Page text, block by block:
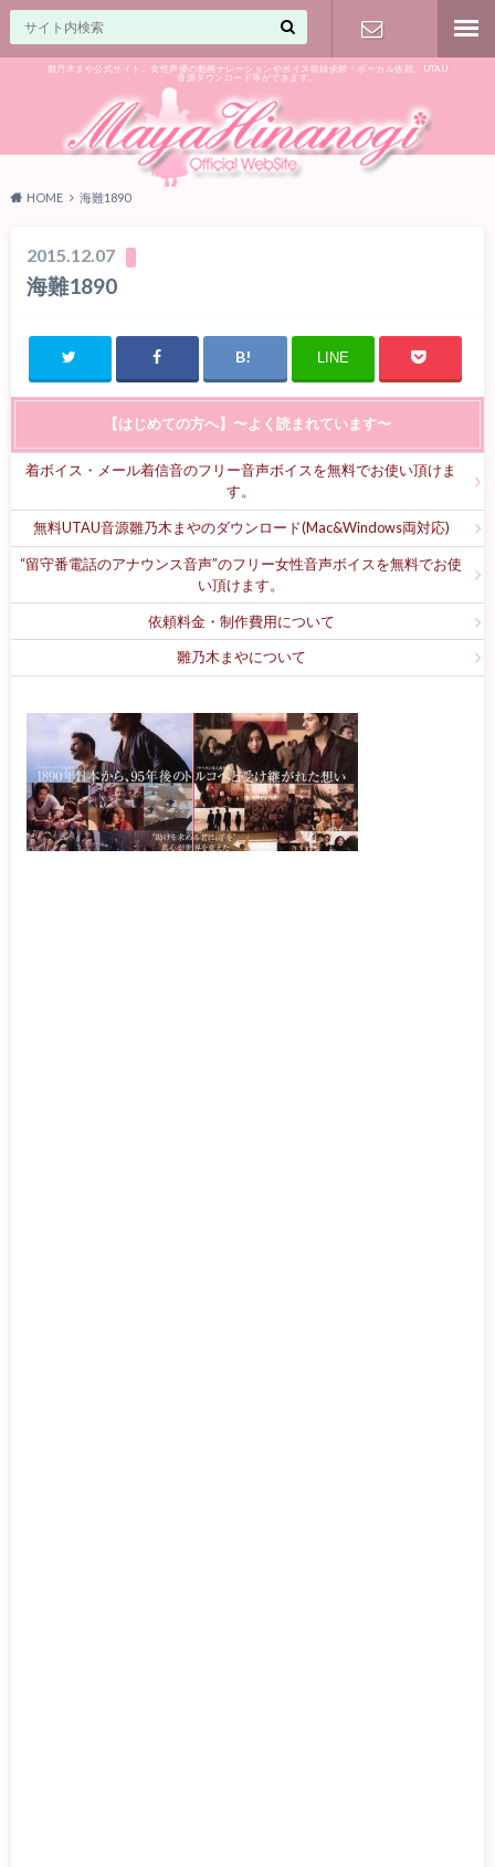
雛乃木まや公式サイト。女性声優の動画ナレーションやボイス収録依頼・ボーカル依頼、UTAU
音源ダウンロード等ができます。
気軽に♪
HOME 海難1890
2015.12.07
海難1890
LINE
【はじめての方へ】〜よく読まれています〜
着ボイス・メール着信音のフリー音声ボイスを無料でお使い頂けま
す。
無料UTAU音源雛乃木まやのダウンロード(Mac&Windows両対応)
“留守番電話のアナウンス音声”のフリー女性音声ボイスを無料でお使
い頂けます。
依頼料金・制作費用について
雛乃木まやについて